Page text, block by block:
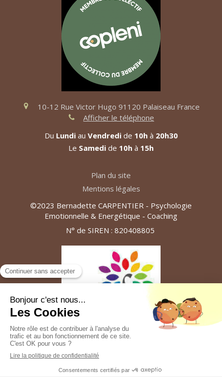
10-12 Rue Victor Hugo 91120 Palaiseau France
Afficher le téléphone
Du Lundiau Vendredide 10hà 20h30
Le Samedi de 10h à 15h
Plan du site
Mentions légales
©2023 Bernadette CARPENTIER - Psychologie
Emotionnelle & Energétique - Coaching
N° de SIREN : 820408805
Création et référencement du site par Simplébo